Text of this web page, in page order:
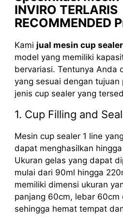
INVIRO TERLARIS
RECOMMENDED
Kami jual mesin cup sealer
model yang memiliki
bervariasi. Tentunya Anda
yang sesuai dengan tujuan
jenis cup sealer yang
1. Cup Filling and
Mesin cup sealer 1 line
dapat menghasilkan
Ukuran gelas yang dapat
mulai dari 90ml hingga
memiliki dimensi ukuran
panjang 60cm, lebar 60cm
sehingga hemat tempat